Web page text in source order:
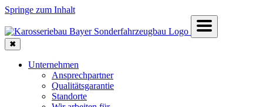
Springe zum Inhalt
✖
Unternehmen
Ansprechpartner
Qualitätsgarantie
Standorte